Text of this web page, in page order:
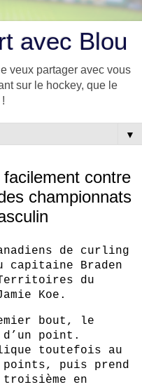
avec Blou
veux partager avec vous
sur le hockey, que le
▼
contre
championnats
de curling
capitaine Braden
du
Koe.
bout, le
d’un point.
toutefois au
points, puis prend
en